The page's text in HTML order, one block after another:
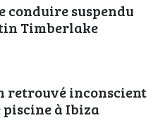
conduire suspendu
Timberlake
retrouvé inconscient
piscine à Ibiza